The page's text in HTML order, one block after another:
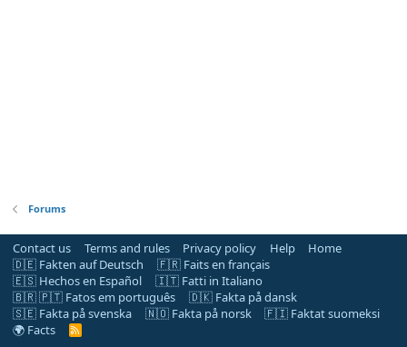
Forums
Contact us Terms and rules Privacy policy Help
Home
🇩🇪 Fakten auf Deutsch
🇫🇷 Faits en français
🇪🇸 Hechos en Español
🇮🇹 Fatti in Italiano
🇧🇷 🇵🇹 Fatos em português
🇩🇰 Fakta på dansk
🇸🇪 Fakta på svenska
🇳🇴 Fakta på norsk
🇫🇮 Faktat suomeksi
🌍 Facts
R